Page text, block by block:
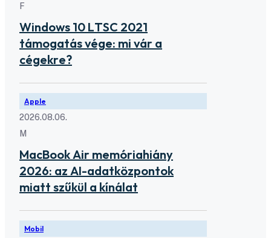
F
Windows 10 LTSC 2021
támogatás vége: mi vár a
cégekre?
Apple
2026.08.06.
M
MacBook Air memóriahiány
2026: az AI-adatközpontok
miatt szűkül a kínálat
Mobil